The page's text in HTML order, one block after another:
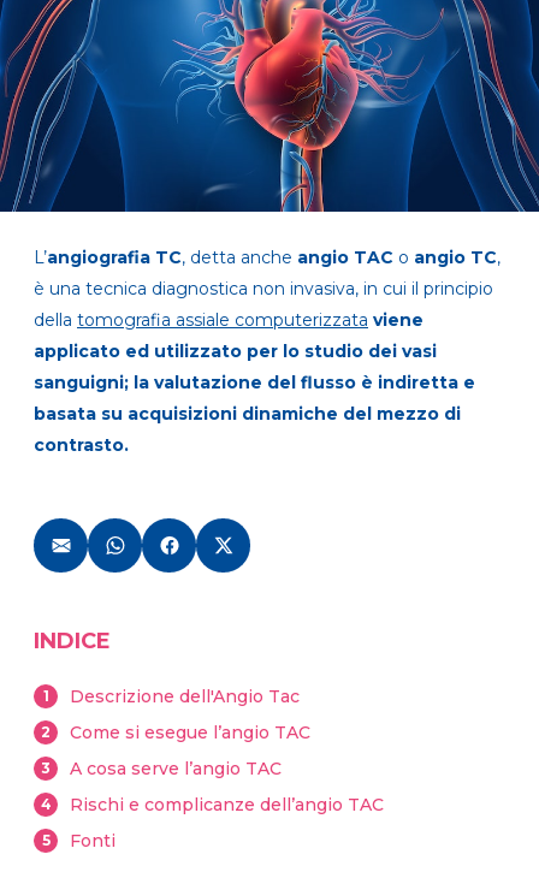
L’angiografia TC, detta anche angio TAC o angio TC,
è una tecnica diagnostica non invasiva, in cui il principio
della tomografia assiale computerizzata viene
applicato ed utilizzato per lo studio dei vasi
sanguigni; la valutazione del flusso è indiretta e
basata su acquisizioni dinamiche del mezzo di
contrasto.
INDICE
1 Descrizione dell'Angio Tac
2 Come si esegue l’angio TAC
3 A cosa serve l’angio TAC
4 Rischi e complicanze dell’angio TAC
5 Fonti